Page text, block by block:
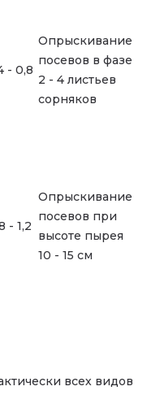
- 0,8
Опрыскивание
посевов в фазе
2 - 4 листьев
сорняков
- 1,2
Опрыскивание
посевов при
высоте пырея
10 - 15 см
всех видов